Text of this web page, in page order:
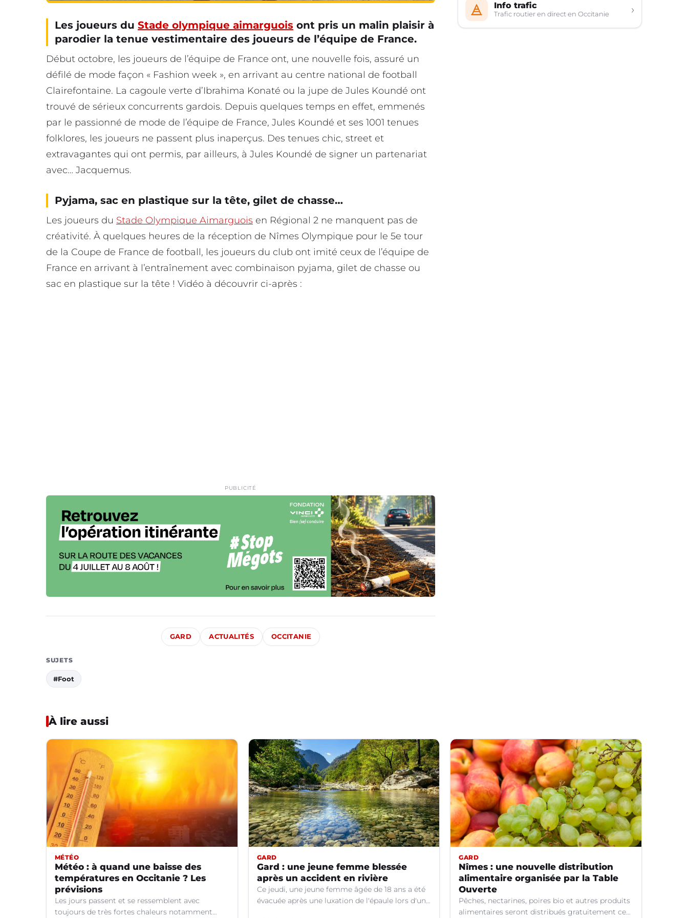
Les joueurs du Stade olympique aimarguois ont pris un malin plaisir à
parodier la tenue vestimentaire des joueurs de l’équipe de France.
Début octobre, les joueurs de l’équipe de France ont, une nouvelle fois, assuré un
défilé de mode façon « Fashion week », en arrivant au centre national de football
Clairefontaine. La cagoule verte d’Ibrahima Konaté ou la jupe de Jules Koundé ont
trouvé de sérieux concurrents gardois. Depuis quelques temps en effet, emmenés
par le passionné de mode de l’équipe de France, Jules Koundé et ses 1001 tenues
folklores, les joueurs ne passent plus inaperçus. Des tenues chic, street et
extravagantes qui ont permis, par ailleurs, à Jules Koundé de signer un partenariat
avec… Jacquemus.
Pyjama, sac en plastique sur la tête, gilet de chasse…
Les joueurs du Stade Olympique Aimarguois en Régional 2 ne manquent pas de
créativité. À quelques heures de la réception de Nîmes Olympique pour le 5e tour
de la Coupe de France de football, les joueurs du club ont imité ceux de l’équipe de
France en arrivant à l’entraînement avec combinaison pyjama, gilet de chasse ou
sac en plastique sur la tête ! Vidéo à découvrir ci-après :
PUBLICITÉ
GARD ACTUALITÉS OCCITANIE
SUJETS
#Foot
Info trafic
Trafic routier en direct en Occitanie ›
À lire aussi
MÉTÉO
Météo : à quand une baisse des
températures en Occitanie ? Les
prévisions
Les jours passent et se ressemblent avec
toujours de très fortes chaleurs notamment
GARD
Gard : une jeune femme blessée
après un accident en rivière
Ce jeudi, une jeune femme âgée de 18 ans a été
évacuée après une luxation de l'épaule lors d'un
GARD
Nîmes : une nouvelle distribution
alimentaire organisée par la Table
Ouverte
Pêches, nectarines, poires bio et autres produits
alimentaires seront distribués gratuitement ce